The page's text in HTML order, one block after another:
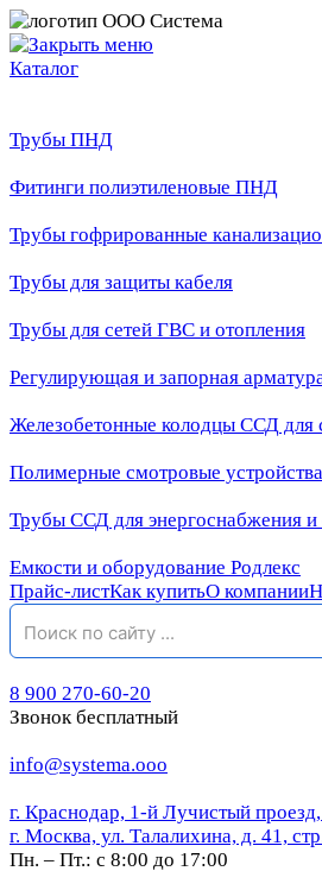
Каталог
Трубы ПНД
Фитинги полиэтиленовые ПНД
Трубы гофрированные
Трубы для защиты кабеля
Трубы для сетей ГВС и отопления
Регулирующая и запорная
Железобетонные колодцы ССД для
Полимерные смотровые
Трубы ССД для энергоснабжения и
Емкости и оборудование Родлекс
Прайс-листКак купитьО компании
8 900 270-60-20
Звонок бесплатный
info@systema.ooo
г. Краснодар, 1-й Лучистый
г. Москва, ул. Талалихина, д. 41,
Пн. – Пт.: с 8:00 до 17:00